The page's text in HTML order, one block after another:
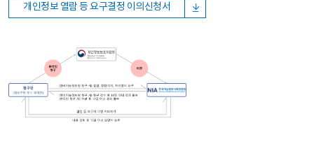
개인정보 열람 등 요구결정 이의신청서